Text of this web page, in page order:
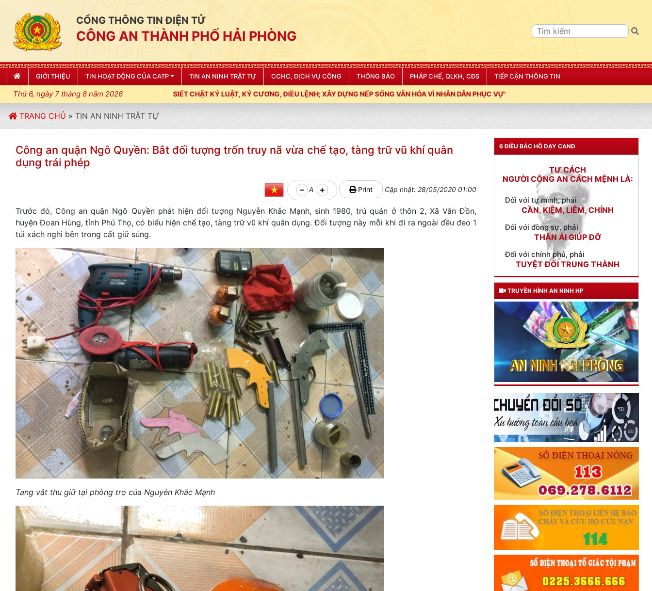
CỔNG THÔNG TIN ĐIỆN TỬ
CÔNG AN THÀNH PHỐ HẢI PHÒNG
GIỚI THIỆU TIN HOẠT ĐỘNG CỦA CATP TIN AN NINH TRẬT TỰ CCHC, DỊCH VỤ CÔNG THÔNG BÁO PHÁP CHẾ, QLKH, CĐS TIẾP CẬN THÔNG TIN
Thứ 6, ngày 7 tháng 8 năm 2026
PHỐ HẢI PHÒNG SIẾT CHẶT KỶ LUẬT, KỶ CƯƠNG, ĐIỀU LỆNH; XÂY DỰNG NẾP SỐNG VĂN HÓA VÌ NHÂN DÂN PHỤC VỤ"
TRANG CHỦ » TIN AN NINH TRẬT TỰ
Công an quận Ngô Quyền: Bắt đối tượng trốn truy nã vừa chế tạo, tàng trữ vũ khí quân
dụng trái phép
A Print Cập nhật: 28/05/2020 01:00
Trước đó, Công an quận Ngô Quyền phát hiện đối tượng Nguyễn Khắc Mạnh, sinh 1980, trú quán ở thôn 2, Xã Vân Đồn,
huyện Đoan Hùng, tỉnh Phú Thọ, có biểu hiện chế tạo, tàng trữ vũ khí quân dụng. Đối tượng này mỗi khi đi ra ngoài đều đeo 1
túi xách nghi bên trong cất giữ súng.
Tang vật thu giữ tại phòng trọ của Nguyễn Khắc Mạnh
6 ĐIỀU BÁC HỒ DẠY CAND
TƯ CÁCH
NGƯỜI CÔNG AN CÁCH MỆNH LÀ:
CẦN, KIỆM, LIÊM, CHÍNH
Đối với đồng sự, phải
THÂN ÁI GIÚP ĐỠ
Đối với chính phủ, phải
TUYỆT ĐỐI TRUNG THÀNH
Đối với nhân dân, phải
KÍNH TRỌNG LỄ PHÉP
Đối với công việc, phải
TẬN TỤY
Đối với địch, phải
CƯƠNG QUYẾT, KHÔN KHÉO
Trích thư Chủ tịch Hồ Chí Minh
gửi Công an Khu XII,
ngày 11 tháng 3 năm 1948.
TRUYỀN HÌNH AN NINH HP